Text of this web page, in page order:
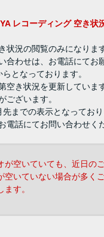
レコーディング 空き状
状況の閲覧のみになりま
合わせは、お電話にてお
となっております。
空き状況を更新していま
ございます。
先までの表示となってお
電話にてお問い合わせく
が空いていても、近日の
空いていない場合が多く
ます。